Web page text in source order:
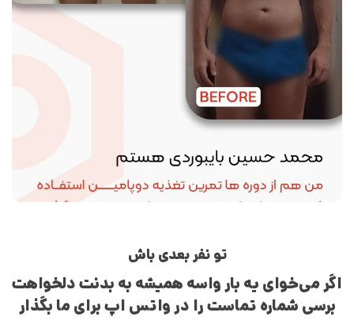
تو نفر بعدی باش
اگر می‌خوای یه بار واسه همیشه به بدنت دلخواهت
برسی شماره تماست را در واتس اپ برای ما بگذار